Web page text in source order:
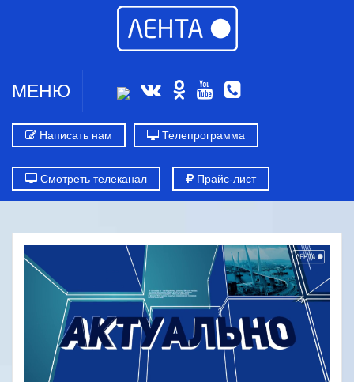
МЕНЮ
Написать нам Телепрограмма
Смотреть телеканал Прайс-лист